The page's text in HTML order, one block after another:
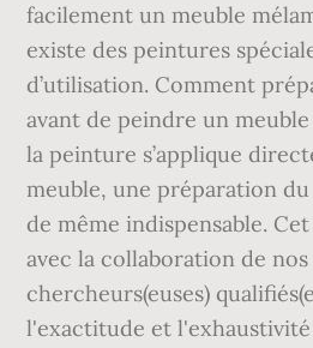
facilement un meuble
existe des peintures
d’utilisation. Comment
avant de peindre un
la peinture s’applique
meuble, une préparation
de même indispensable.
avec la collaboration de
chercheurs(euses)
l'exactitude et